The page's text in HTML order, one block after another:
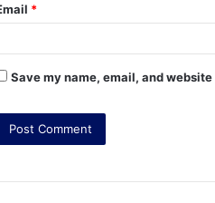
*
Save my name, email, and